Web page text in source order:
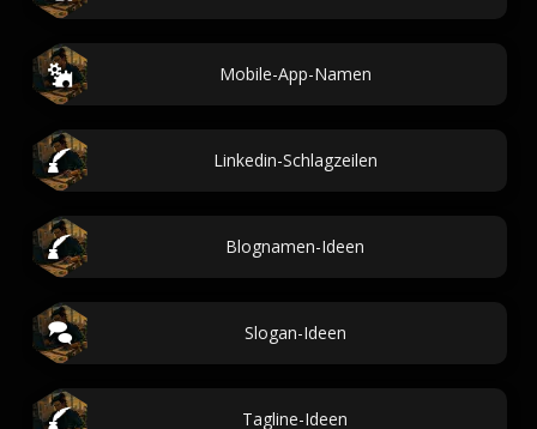
Mobile-App-Namen
Linkedin-Schlagzeilen
Blognamen-Ideen
Slogan-Ideen
Tagline-Ideen